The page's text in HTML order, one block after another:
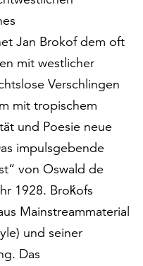
Jan Brokof dem oft
mit westlicher
Verschlingen
mit tropischem
und Poesie neue
impulsgebende
von Oswald de
1928. Broḱofs
Mainstreammaterial
und seiner
Das